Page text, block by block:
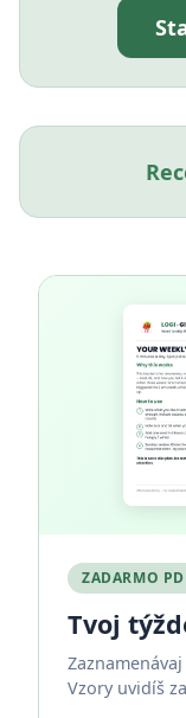
ZADARMO
Tvoj
Vzory uvidíš